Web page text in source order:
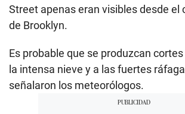
Street apenas eran visibles desde el
de Brooklyn.
Es probable que se produzcan
la intensa nieve y a las fuertes
señalaron los meteorólogos.